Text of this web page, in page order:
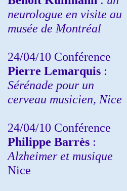
neurologue en visite au
musée de Montréal
24/04/10 Conférence
Pierre Lemarquis :
Sérénade pour un
cerveau musicien, Nice
24/04/10 Conférence
Philippe Barrès :
Alzheimer et musique
Nice